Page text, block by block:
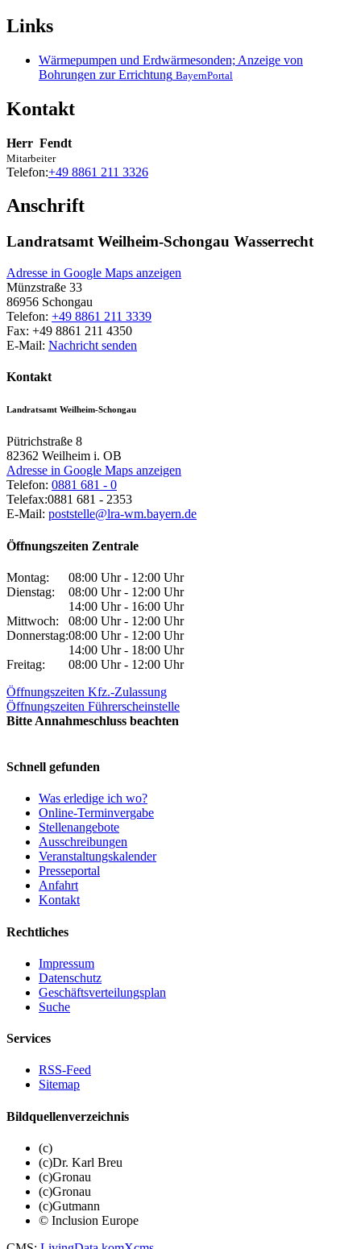
Links
Wärmepumpen und Erdwärmesonden; Anzeige von
Bohrungen zur Errichtung BayernPortal
Kontakt
Herr Fendt
Mitarbeiter
Telefon:+49 8861 211 3326
Anschrift
Landratsamt Weilheim-Schongau Wasserrecht
Adresse in Google Maps anzeigen
Münzstraße 33
86956 Schongau
Telefon: +49 8861 211 3339
Fax: +49 8861 211 4350
E-Mail: Nachricht senden
Kontakt
Landratsamt Weilheim-Schongau
Pütrichstraße 8
82362 Weilheim i. OB
Adresse in Google Maps anzeigen
Telefon: 0881 681 - 0
Telefax:0881 681 - 2353
E-Mail: poststelle@lra-wm.bayern.de
Öffnungszeiten Zentrale
Montag:
08:00 Uhr - 12:00 Uhr
Dienstag:
08:00 Uhr - 12:00 Uhr
14:00 Uhr - 16:00 Uhr
Mittwoch:
08:00 Uhr - 12:00 Uhr
Donnerstag:08:00 Uhr - 12:00 Uhr
14:00 Uhr - 18:00 Uhr
Freitag:
08:00 Uhr - 12:00 Uhr
Öffnungszeiten Kfz.-Zulassung
Öffnungszeiten Führerscheinstelle
Bitte Annahmeschluss beachten
Schnell gefunden
Was erledige ich wo?
Online-Terminvergabe
Stellenangebote
Ausschreibungen
Veranstaltungskalender
Presseportal
Anfahrt
Kontakt
Rechtliches
Impressum
Datenschutz
Geschäftsverteilungsplan
Suche
Services
RSS-Feed
Sitemap
Bildquellenverzeichnis
(c)
(c)Dr. Karl Breu
(c)Gronau
(c)Gronau
(c)Gutmann
© Inclusion Europe